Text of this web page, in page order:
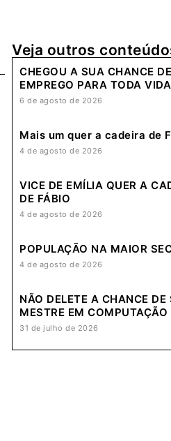
Veja outros
CHEGOU A SUA CHANCE DE
EMPREGO PARA TODA VIDA
6 de agosto de 2026
Mais um quer a cadeira de
4 de agosto de 2026
VICE DE EMÍLIA QUER A
DE FÁBIO
4 de agosto de 2026
POPULAÇÃO NA MAIOR
4 de agosto de 2026
NÃO DELETE A CHANCE DE
MESTRE EM COMPUTAÇÃO
31 de julho de 2026